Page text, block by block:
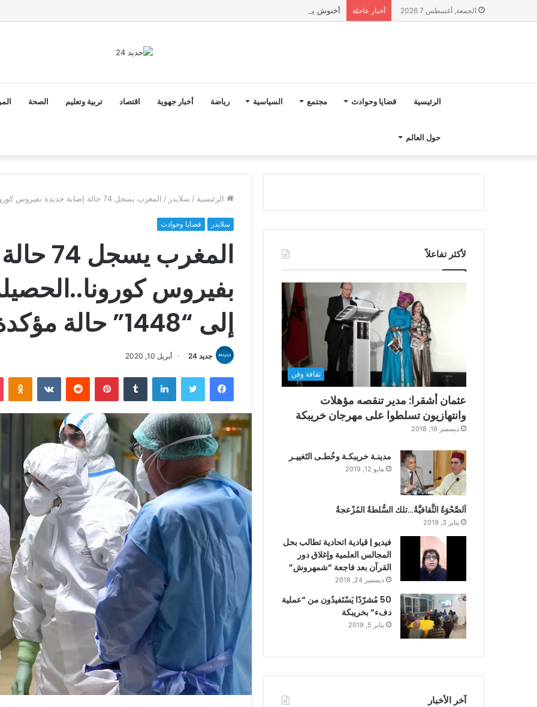
الجمعة, أغسطس 7 2026 أخبار عاجلة أخنوش يؤكد في المذكرة التوجيهية حول ميزانية 2027 أن ثوابت العدالة الاجتماعية والمجالية خيار استراتيجي للبلاد
الرئيسية قضايا وحوادث مجتمع السياسية رياضة أخبار جهوية اقتصاد تربية وتعليم الصحة
حول العالم
الرئيسية / سلايدر / المغرب يسجل 74 حالة إصابة جديدة بفيروس كورونا..الحصيلة الإجمالية ترتفع إلى “1448” حالة مؤكدة
سلايدر قضايا وحوادث
المغرب
بفيروس
إلى “1448” حالة مؤكدة
جديد 24 أبريل 10, 2020
فيسبوك تويتر لينكدإن بينتيريست
لأكثر تفاعلاً
ثقافة وفن
عثمان أشقرا: مدير تنقصه مؤهلات
وانتهازيون تسلطوا على مهرجان خريبكة
ديسمبر 16, 2018
مدينـة خريبكـة وخُطـى التَغييـر
مايو 12, 2019
اَلصَّحْوَةُ الثَّقافيَّةُ…تلك السُّلطةُ المُزْعجةُ
يناير 3, 2019
فيديو | قيادية اتحادية تطالب بحل
المجالس العلمية وإغلاق دور
القرآن بعد فاجعة “شمهروش”
ديسمبر 24, 2018
50 مُشرّدًا يَسْتَفيدُون من “عملية
دفء” بخريبكة
يناير 5, 2019
آخر الأخبار